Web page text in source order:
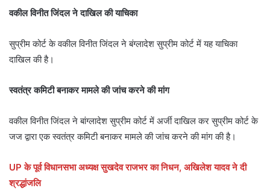
वकील विनीत जिंदल ने दाखिल की याचिका
सुप्रीम कोर्ट के वकील विनीत जिंदल ने बंग्लादेश सुप्रीम कोर्ट में यह याचिका
दाखिल की है।
स्वतंत्र कमिटी बनाकर मामले की जांच करने की मांग
वकील विनीत जिंदल ने बांग्लादेश सुप्रीम कोर्ट में अर्जी दाखिल कर सुप्रीम कोर्ट के
जज द्वारा एक स्वतंत्र कमिटी बनाकर मामले की जांच करने की मांग की है।
UP के पूर्व विधानसभा अध्यक्ष सुखदेव राजभर का निधन, अखिलेश यादव ने दी
श्रद्धांजलि